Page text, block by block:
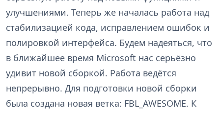
улучшениями. Теперь же началась работа над
стабилизацией кода, исправлением ошибок и
полировкой интерфейса. Будем надеяться, что
в ближайшее время Microsoft нас серьёзно
удивит новой сборкой. Работа ведётся
непрерывно. Для подготовки новой сборки
была создана новая ветка: FBL_AWESOME. К